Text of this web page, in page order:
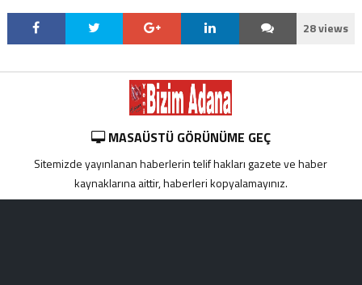
28 views
MASAÜSTÜ GÖRÜNÜME GEÇ
Sitemizde yayınlanan haberlerin telif hakları gazete ve haber
kaynaklarına aittir, haberleri kopyalamayınız.